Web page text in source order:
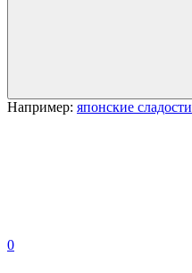
Например: японские сладости
0